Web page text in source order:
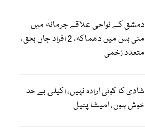
دمشق کے نواحی علاقے جرمانہ میں
منی بس میں دھماکہ، 2 افراد جاں بحق،
متعدد زخمی
شادی کا کوئی ارادہ نہیں، اکیلی بے حد
خوش ہوں، امیشا پٹیل